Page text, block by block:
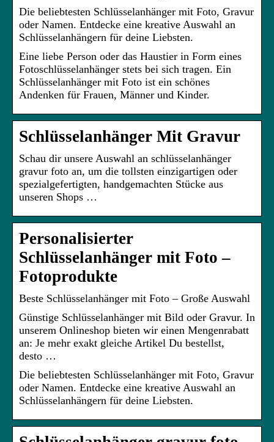
Die beliebtesten Schlüsselanhänger mit Foto, Gravur
oder Namen. Entdecke eine kreative Auswahl an
Schlüsselanhängern für deine Liebsten.
Eine liebe Person oder das Haustier in Form eines
Fotoschlüsselanhänger stets bei sich tragen. Ein
Schlüsselanhänger mit Foto ist ein schönes
Andenken für Frauen, Männer und Kinder.
Schlüsselanhänger Mit Gravur
Schau dir unsere Auswahl an schlüsselanhänger
gravur foto an, um die tollsten einzigartigen oder
spezialgefertigten, handgemachten Stücke aus
unseren Shops …
Personalisierter
Schlüsselanhänger mit Foto –
Fotoprodukte
Beste Schlüsselanhänger mit Foto – Große Auswahl
Günstige Schlüsselanhänger mit Bild oder Gravur. In
unserem Onlineshop bieten wir einen Mengenrabatt
an: Je mehr exakt gleiche Artikel Du bestellst,
desto …
Die beliebtesten Schlüsselanhänger mit Foto, Gravur
oder Namen. Entdecke eine kreative Auswahl an
Schlüsselanhängern für deine Liebsten.